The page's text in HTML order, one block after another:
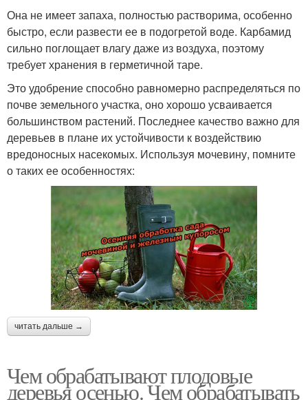
Она не имеет запаха, полностью растворима, особенно
быстро, если развести ее в подогретой воде. Карбамид
сильно поглощает влагу даже из воздуха, поэтому
требует хранения в герметичной таре.
Это удобрение способно равномерно распределяться по
почве земельного участка, оно хорошо усваивается
большинством растений. Последнее качество важно для
деревьев в плане их устойчивости к воздействию
вредоносных насекомых. Используя мочевину, помните
о таких ее особенностях:
читать дальше →
Чем обрабатывают плодовые
деревья осенью. Чем обрабатывать